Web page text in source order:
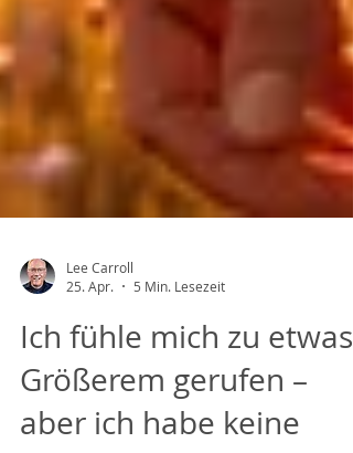
Lee Carroll
5 Min. Lesezeit